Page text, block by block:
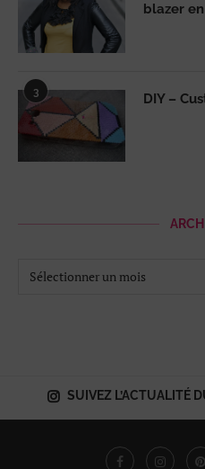
blazer
3 DIY –
SUIVEZ L’ACTUALITÉ